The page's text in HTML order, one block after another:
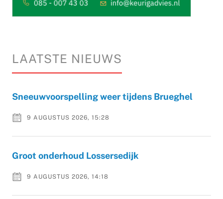
LAATSTE NIEUWS
Sneeuwvoorspelling weer tijdens Brueghel
9 AUGUSTUS 2026, 15:28
Groot onderhoud Lossersedijk
9 AUGUSTUS 2026, 14:18